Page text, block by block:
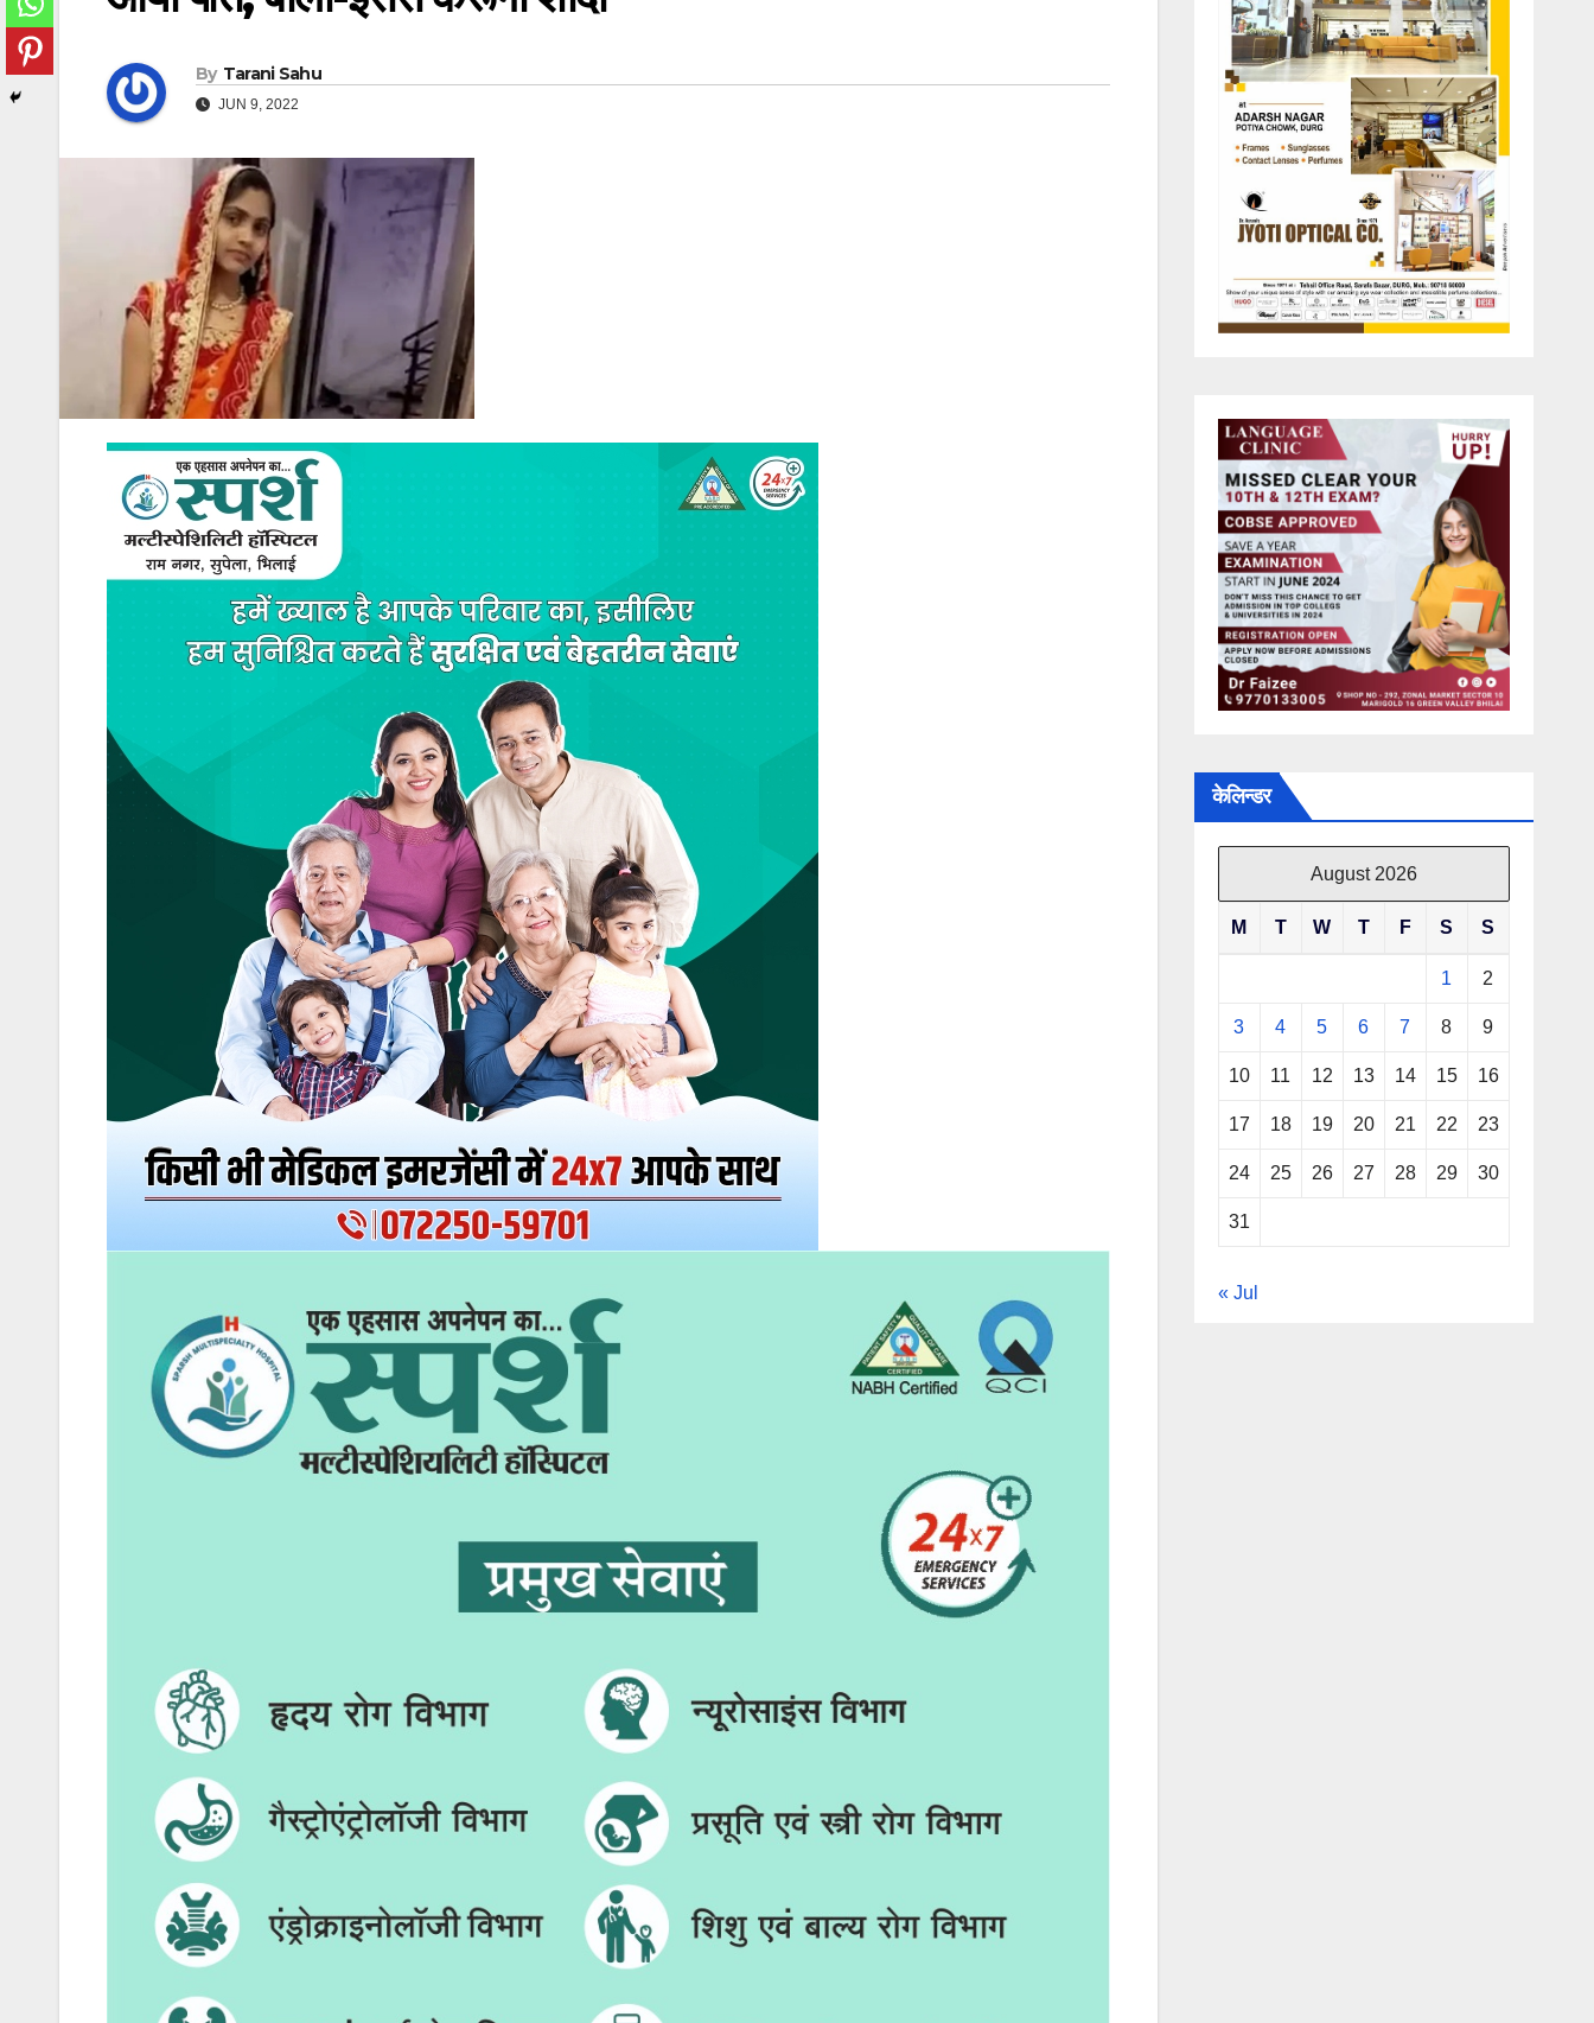
By Tarani Sahu
JUN 9, 2022
केलिन्डर
August 2026
M T W T F S S
1 2
3 4 5 6 7 8 9
10 11 12 13 14 15 16
17 18 19 20 21 22 23
24 25 26 27 28 29 30
31
« Jul